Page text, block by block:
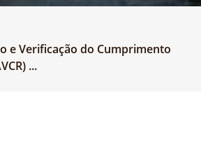
e Verificação do Cumprimento
...